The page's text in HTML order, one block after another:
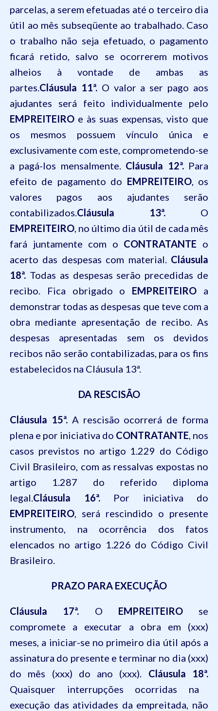
parcelas, a serem efetuadas até o terceiro dia
útil ao mês subseqüente ao trabalhado. Caso
o trabalho não seja efetuado, o pagamento
ficará retido, salvo se ocorrerem motivos
alheios à vontade de ambas as
partes.Cláusula 11ª.O valor a ser pago aos
ajudantes será feito individualmente pelo
EMPREITEIRO e às suas expensas, visto que
os mesmos possuem vínculo única e
exclusivamente com este, comprometendo-se
a pagá-los mensalmente. Cláusula 12ª.Para
efeito de pagamento do EMPREITEIRO, os
valores pagos aos ajudantes serão
contabilizados.Cláusula 13ª. O
EMPREITEIRO, no último dia útil de cada mês
fará juntamente com o CONTRATANTE o
acerto das despesas com material. Cláusula
18ª. Todas as despesas serão precedidas de
recibo. Fica obrigado o EMPREITEIRO a
demonstrar todas as despesas que teve com a
obra mediante apresentação de recibo. As
despesas apresentadas sem os devidos
recibos não serão contabilizadas, para os fins
estabelecidos na Cláusula 13ª.
DA RESCISÃO
Cláusula 15ª.A rescisão ocorrerá de forma
plena e por iniciativa do CONTRATANTE, nos
casos previstos no artigo 1.229 do Código
Civil Brasileiro, com as ressalvas expostas no
artigo 1.287 do referido diploma
legal.Cláusula 16ª.Por iniciativa do
EMPREITEIRO, será rescindido o presente
instrumento, na ocorrência dos fatos
elencados no artigo 1.226 do Código Civil
Brasileiro.
PRAZO PARA EXECUÇÃO
Cláusula 17ª. O EMPREITEIROse
compromete a executar a obra em (xxx)
meses, a iniciar-se no primeiro dia útil após a
assinatura do presente e terminar no dia (xxx)
do mês (xxx) do ano (xxx). Cláusula 18ª.
Quaisquer interrupções ocorridas na
execução das atividades da empreitada, não